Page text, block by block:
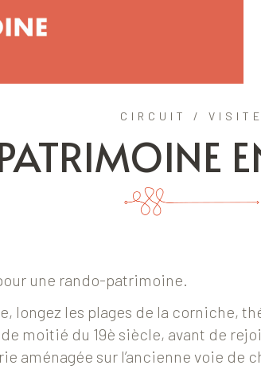
CIRCUIT / VISITE
une rando-patrimoine.
longez les plages de la corniche,
moitié du 19è siècle, avant de
aménagée sur l’ancienne voie de